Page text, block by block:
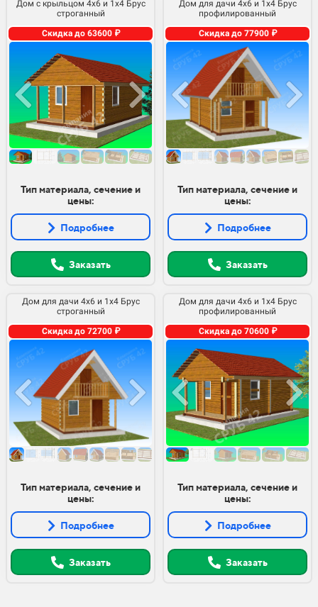
Дом с крыльцом 4х6 и 1х4 Брус
строганный
Скидка до 63600 ₽
Тип материала, сечение и
цены:
Подробнее
Заказать
Дом для дачи 4х6 и 1х4 Брус
профилированный
Скидка до 77900 ₽
Тип материала, сечение и
цены:
Подробнее
Заказать
Дом для дачи 4х6 и 1х4 Брус
строганный
Скидка до 72700 ₽
Тип материала, сечение и
цены:
Подробнее
Заказать
Дом для дачи 4х6 и 1х4 Брус
профилированный
Скидка до 70600 ₽
Тип материала, сечение и
цены:
Подробнее
Заказать